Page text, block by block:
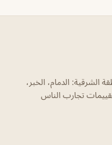
الشرقية: الدمام، الخبر،
تجارب الناس